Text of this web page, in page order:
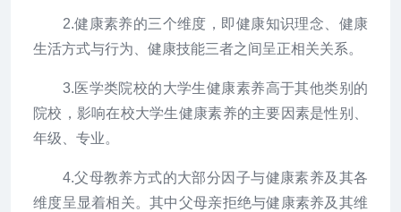
2.健康素养的三个维度，即健康知识理念、健康
生活方式与行为、健康技能三者之间呈正相关关系。
3.医学类院校的大学生健康素养高于其他类别的
院校，影响在校大学生健康素养的主要因素是性别、
年级、专业。
4.父母教养方式的大部分因子与健康素养及其各
维度呈显着相关。其中父母亲拒绝与健康素养及其维